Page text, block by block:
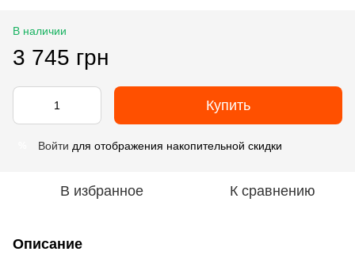
В наличии
3 745 грн
Купить
Войти для отображения накопительной скидки
В избранное К сравнению
Описание